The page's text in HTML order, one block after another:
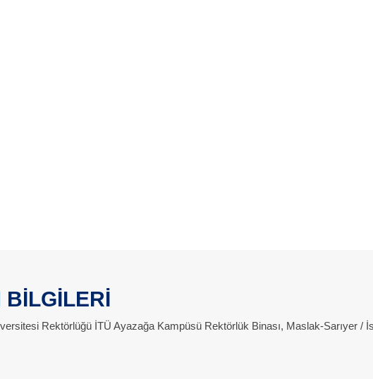
BİLGİLERİ
Rektörlüğü İTÜ Ayazağa Kampüsü Rektörlük Binası, Maslak-Sarıyer /